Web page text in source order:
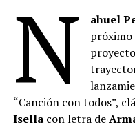
N ahuel
próximo
“Canción con todos”,
Isellacon letra de